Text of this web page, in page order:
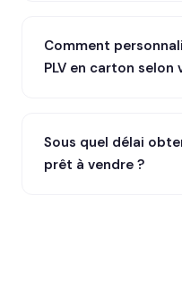
Comment
PLV en carton selon
Sous quel délai
prêt à vendre ?